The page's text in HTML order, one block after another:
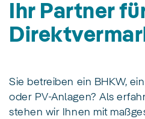
Ihr Partner
Sie betreiben ein BHKW,
oder PV-Anlagen? Als
stehen wir Ihnen mit